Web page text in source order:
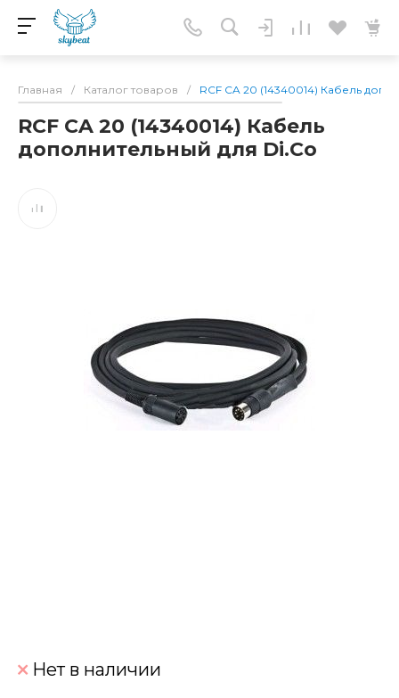
Главная / Каталог товаров / RCF CA 20 (14340014) Кабель
RCF CA 20 (14340014) Кабель
дополнительный для Di.Co
Нет в наличии